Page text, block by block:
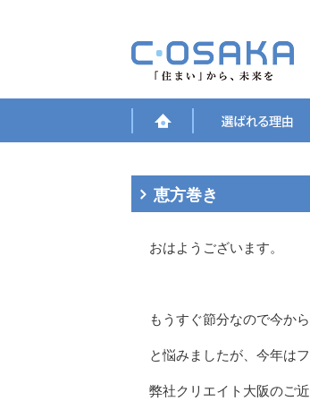
恵方巻き
おはようございます。
もうすぐ節分なので今か
と悩みましたが、今年は
弊社クリエイト大阪のご近